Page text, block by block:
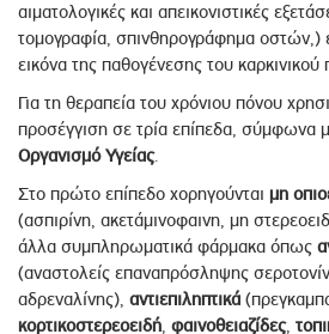
αιματολογικές και απεικονιστικές
τομογραφία, σπινθηρογράφημα οστών,)
εικόνα της παθογένεσης του καρκινικού
Για τη θεραπεία του χρόνιου πόνου
προσέγγιση σε τρία επίπεδα, σύμφωνα
Οργανισμό Υγείας.
Στο πρώτο επίπεδο χορηγούνται μη
(ασπιρίνη, ακετάμινοφαινη, μη
άλλα συμπληρωματικά φάρμακα όπως
(αναστολείς επαναπρόσληψης
αδρεναλίνης), αντιεπιληπτικά
κορτικοστερεοειδή, φαινοθειαζίδες,